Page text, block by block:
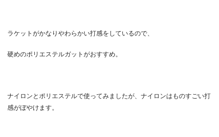
ラケットがかなりやわらかい打感をしているので、
硬めのポリエステルガットがおすすめ。
ナイロンとポリエステルで使ってみましたが、ナイロンはものすごい打
感がぼやけます。